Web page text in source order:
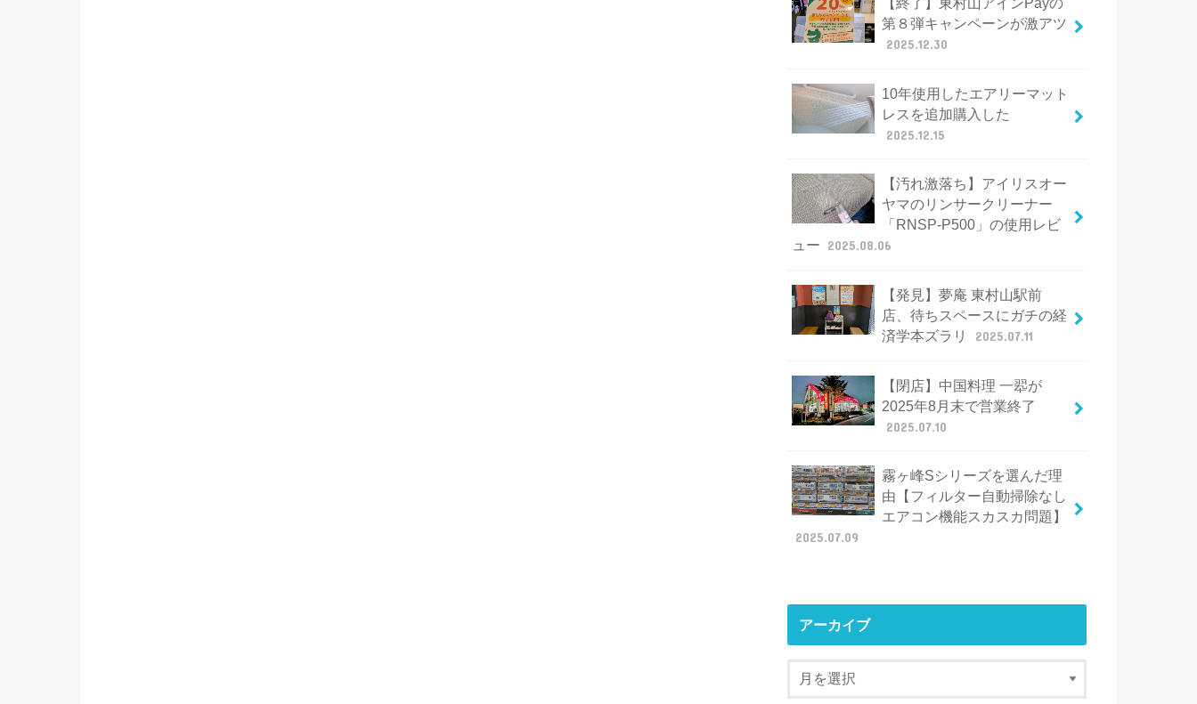
【終了】東村山アインPayの
第８弾キャンペーンが激アツ
2025.12.30
10年使用したエアリーマット
レスを追加購入した
2025.12.15
【汚れ激落ち】アイリスオー
ヤマのリンサークリーナー
「RNSP-P500」の使用レビ
ュー 2025.08.06
【発見】夢庵 東村山駅前
店、待ちスペースにガチの経
済学本ズラリ
2025.07.11
【閉店】中国料理 一翆が
2025年8月末で営業終了
2025.07.10
霧ヶ峰Sシリーズを選んだ理
由【フィルター自動掃除なし
エアコン機能スカスカ問題】
2025.07.09
アーカイブ